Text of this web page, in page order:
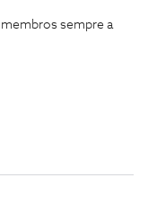
sempre a